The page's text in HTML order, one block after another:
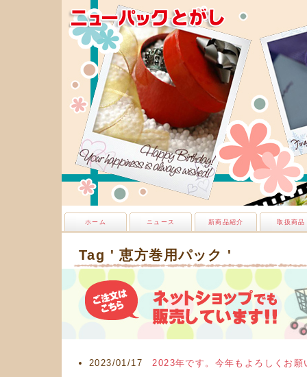
ホーム ニュース 新商品紹介 取扱商品
Tag ' 恵方巻用パック '
2023/01/172023年です。今年もよろしくお願